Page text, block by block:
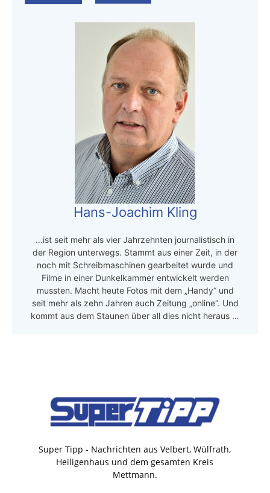
Hans-Joachim Kling
…ist seit mehr als vier Jahrzehnten journalistisch in
der Region unterwegs. Stammt aus einer Zeit, in der
noch mit Schreibmaschinen gearbeitet wurde und
Filme in einer Dunkelkammer entwickelt werden
mussten. Macht heute Fotos mit dem „Handy“ und
seit mehr als zehn Jahren auch Zeitung „online“. Und
kommt aus dem Staunen über all dies nicht heraus …
Super Tipp - Nachrichten aus Velbert, Wülfrath,
Heiligenhaus und dem gesamten Kreis
Mettmann.